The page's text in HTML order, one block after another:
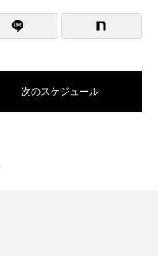
次のスケジュール